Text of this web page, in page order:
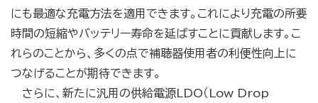
にも最適な充電方法を適用できます。これにより充電の所要
時間の短縮やバッテリー寿命を延ばすことに貢献します。こ
れらのことから、多くの点で補聴器使用者の利便性向上に
つなげることが期待できます。
さらに、新たに汎用の供給電源LDO（Low Drop